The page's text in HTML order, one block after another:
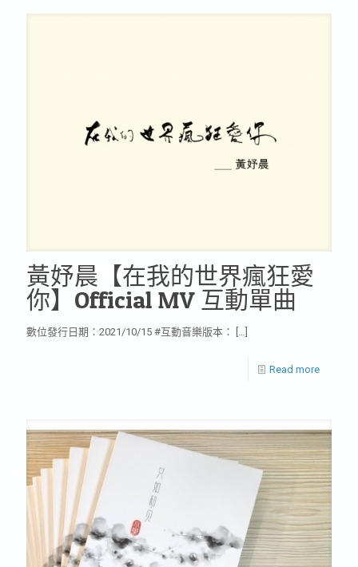
黃妤晨【在我的世界瘋狂愛
你】Official MV 互動單曲
數位發行日期：2021/10/15 #互動音樂版本： […]
Read more